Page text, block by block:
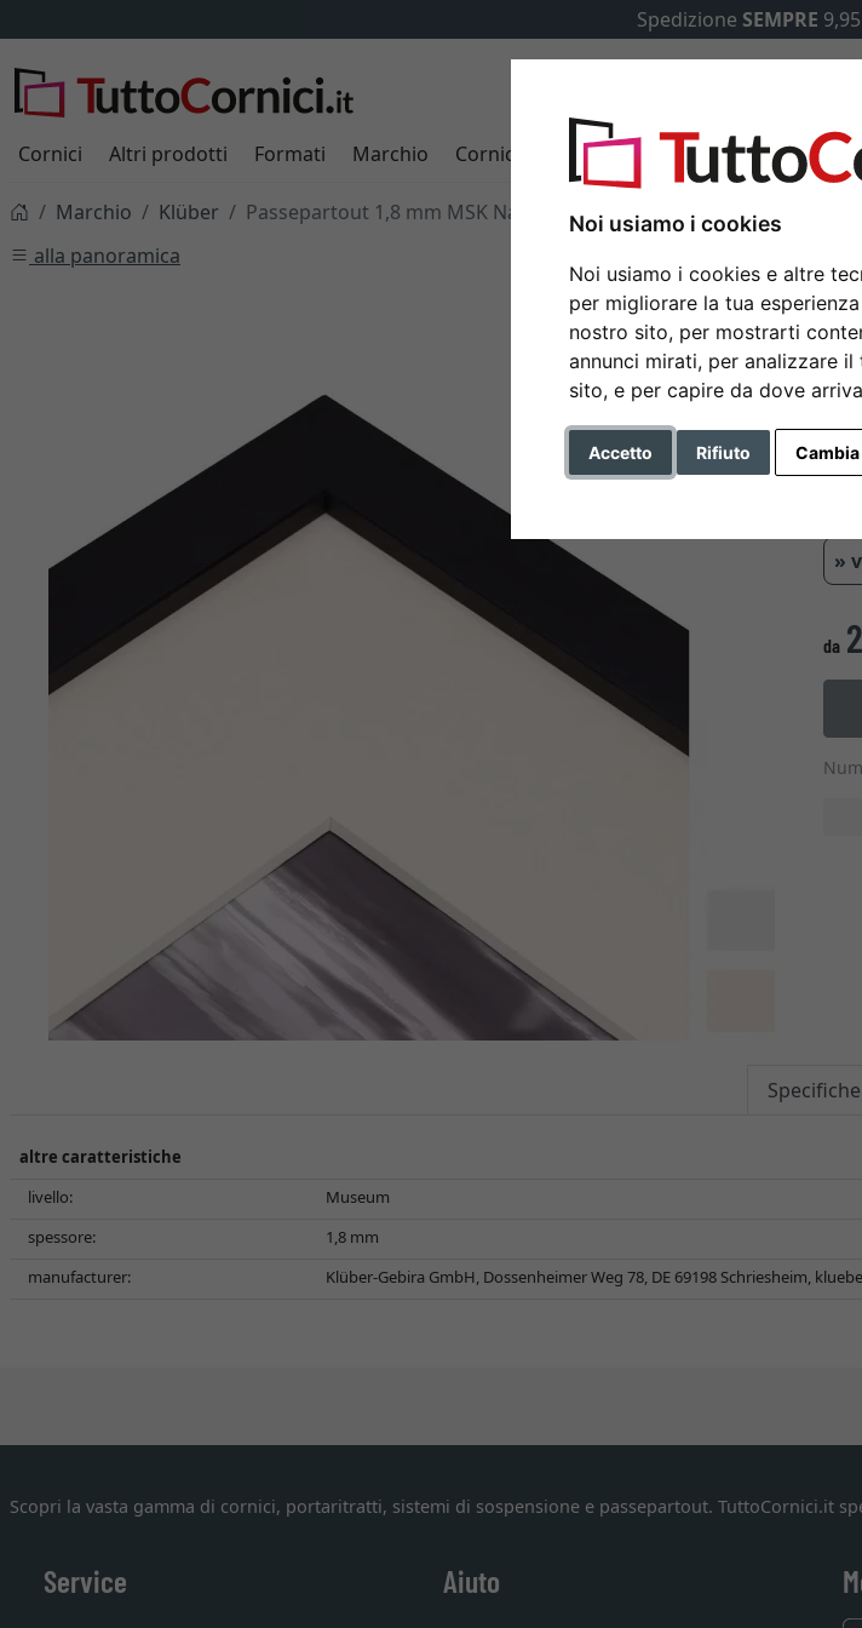
Noi usiamo i cookies
Noi usiamo i cookies e altre
per migliorare la tua
nostro sito, per mostrarti
annunci mirati, per analizzare
sito, e per capire da dove
Accetto Rifiuto
Spedizione SEMPRE
Cornici Altri prodotti Formati Marchio Cornici su misura Passepartout
Marchio Klüber
Passepartout 1,8 mm MSK Naturale, qualità museale, con ritaglio
alla panoramica
»
da
Specifiche
altre caratteristiche
livello:
Museum
spessore:
1,8 mm
manufacturer:
Klüber-Gebira GmbH, Dossenheimer Weg 78, DE 69198 Schriesheim,
Scopri la vasta gamma di cornici, portaritratti, sistemi di sospensione e passepartout. TuttoCornici.it
Service Aiuto